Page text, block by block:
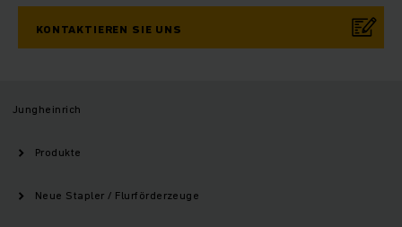
KONTAKTIEREN SIE UNS
Jungheinrich
Produkte
Neue Stapler / Flurförderzeuge